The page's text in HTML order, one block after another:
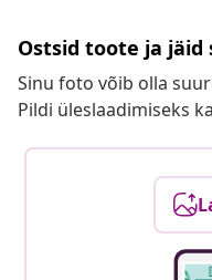
Ostsid toote ja jäid
Sinu foto võib olla
Pildi üleslaadimiseks